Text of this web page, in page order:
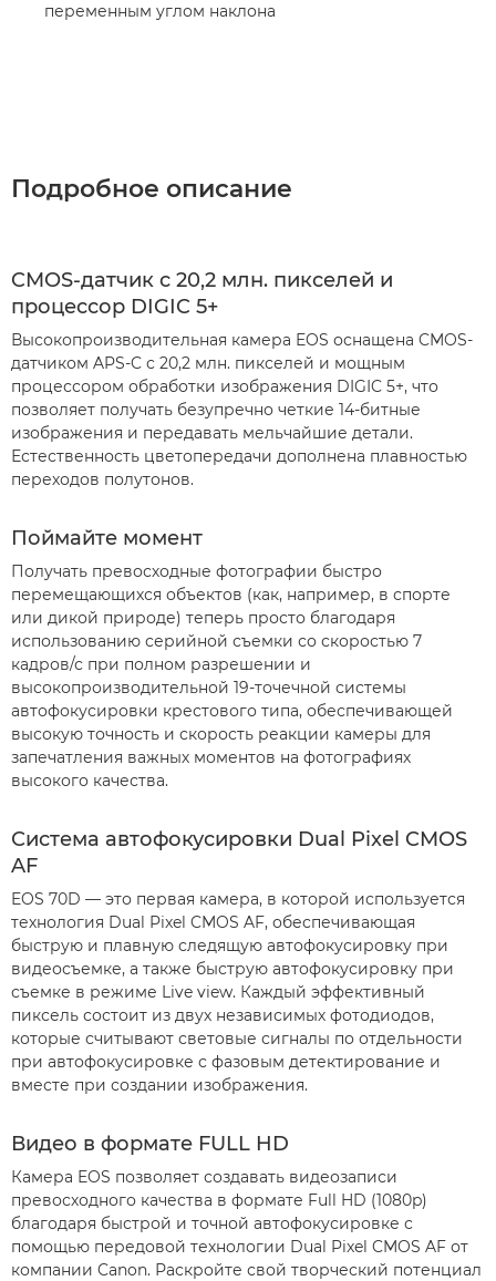
переменным углом наклона
Подробное описание
CMOS-датчик с 20,2 млн. пикселей и
процессор DIGIC 5+
Высокопроизводительная камера EOS оснащена CMOS-
датчиком APS-C с 20,2 млн. пикселей и мощным
процессором обработки изображения DIGIC 5+, что
позволяет получать безупречно четкие 14-битные
изображения и передавать мельчайшие детали.
Естественность цветопередачи дополнена плавностью
переходов полутонов.
Поймайте момент
Получать превосходные фотографии быстро
перемещающихся объектов (как, например, в спорте
или дикой природе) теперь просто благодаря
использованию серийной съемки со скоростью 7
кадров/с при полном разрешении и
высокопроизводительной 19-точечной системы
автофокусировки крестового типа, обеспечивающей
высокую точность и скорость реакции камеры для
запечатления важных моментов на фотографиях
высокого качества.
Система автофокусировки Dual Pixel CMOS
AF
EOS 70D — это первая камера, в которой используется
технология Dual Pixel CMOS AF, обеспечивающая
быструю и плавную следящую автофокусировку при
видеосъемке, а также быструю автофокусировку при
съемке в режиме Live view. Каждый эффективный
пиксель состоит из двух независимых фотодиодов,
которые считывают световые сигналы по отдельности
при автофокусировке с фазовым детектирование и
вместе при создании изображения.
Видео в формате FULL HD
Камера EOS позволяет создавать видеозаписи
превосходного качества в формате Full HD (1080p)
благодаря быстрой и точной автофокусировке с
помощью передовой технологии Dual Pixel CMOS AF от
компании Canon. Раскройте свой творческий потенциал